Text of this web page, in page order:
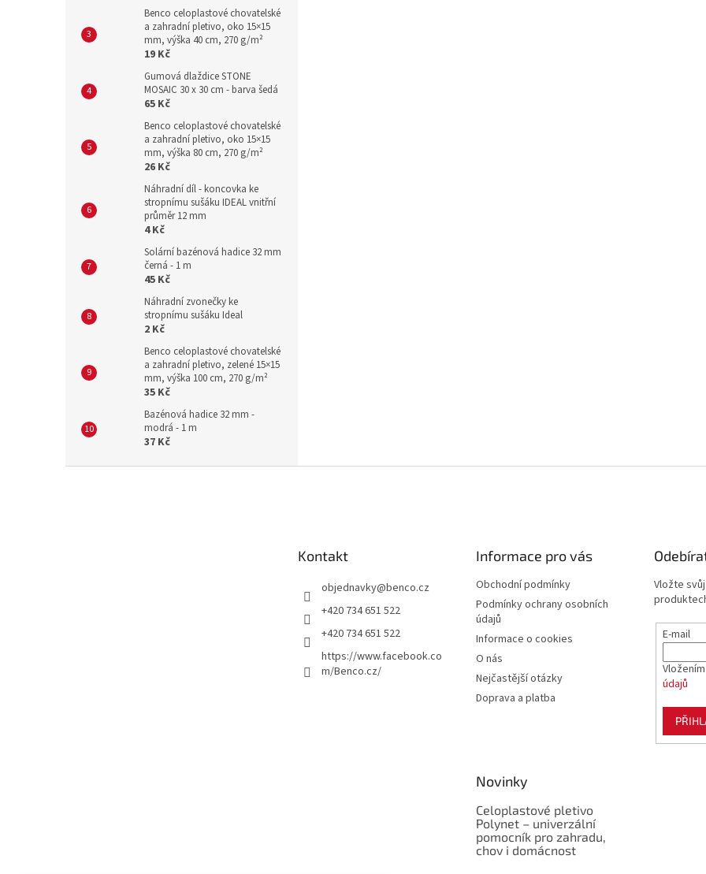
Benco celoplastové chovatelské
a zahradní pletivo, oko 15×15
mm, výška 40 cm, 270 g/m²
19 Kč
Gumová dlaždice STONE
MOSAIC 30 x 30 cm - barva šedá
65 Kč
Benco celoplastové chovatelské
a zahradní pletivo, oko 15×15
mm, výška 80 cm, 270 g/m²
26 Kč
Náhradní díl - koncovka ke
stropnímu sušáku IDEAL vnitřní
průměr 12 mm
4 Kč
Solární bazénová hadice 32 mm
černá - 1 m
45 Kč
Náhradní zvonečky ke
stropnímu sušáku Ideal
2 Kč
Benco celoplastové chovatelské
a zahradní pletivo, zelené 15×15
mm, výška 100 cm, 270 g/m²
35 Kč
Bazénová hadice 32 mm -
modrá - 1 m
37 Kč
Kontakt
objednavky@benco.cz
+420 734 651 522
+420 734 651 522
https://www.facebook.co
m/Benco.cz/
Informace pro vás
Obchodní podmínky
Podmínky ochrany osobních
údajů
Informace o cookies
O nás
Nejčastější otázky
Doprava a platba
Vložte
E-mail
údajů
Novinky
Celoplastové pletivo
Polynet – univerzální
pomocník pro zahradu,
chov i domácnost